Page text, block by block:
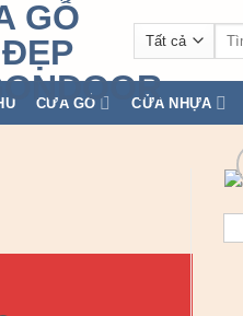
Tìm
CỬA GỖ CỬA NHỰA